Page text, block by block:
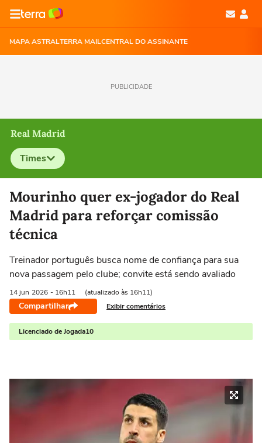
MAPA ASTRALTERRA MAILCENTRAL DO ASSINANTE
PUBLICIDADE
Real Madrid
Times
Selecione o time para ver as notícias
Mourinho quer ex-jogador do Real
Madrid para reforçar comissão
técnica
Treinador português busca nome de confiança para sua
nova passagem pelo clube; convite está sendo avaliado
14 jun 2026 - 16h11 (atualizado às 16h11)
Compartilhar Exibir comentários
Licenciado de Jogada10